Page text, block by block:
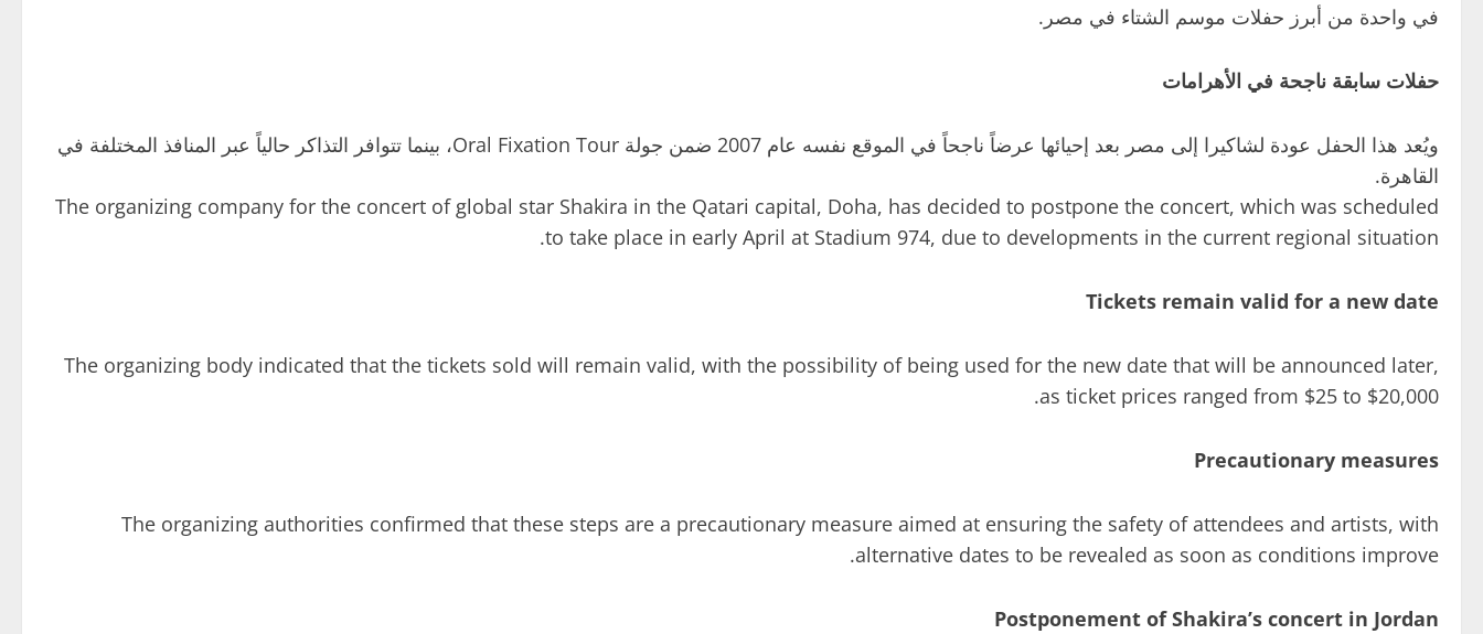
في واحدة من أبرز حفلات موسم الشتاء في مصر.
حفلات سابقة ناجحة في الأهرامات
ويُعد هذا الحفل عودة لشاكيرا إلى مصر بعد إحيائها عرضاً ناجحاً في الموقع نفسه عام 2007 ضمن جولة Oral Fixation Tour، بينما تتوافر التذاكر حالياً عبر المنافذ المختلفة في
القاهرة.
The organizing company for the concert of global star Shakira in the Qatari capital, Doha, has decided to postpone the concert, which was scheduled
to take place in early April at Stadium 974, due to developments in the current regional situation.
Tickets remain valid for a new date
The organizing body indicated that the tickets sold will remain valid, with the possibility of being used for the new date that will be announced later,
as ticket prices ranged from $25 to $20,000.
Precautionary measures
The organizing authorities confirmed that these steps are a precautionary measure aimed at ensuring the safety of attendees and artists, with
alternative dates to be revealed as soon as conditions improve.
Postponement of Shakira’s concert in Jordan